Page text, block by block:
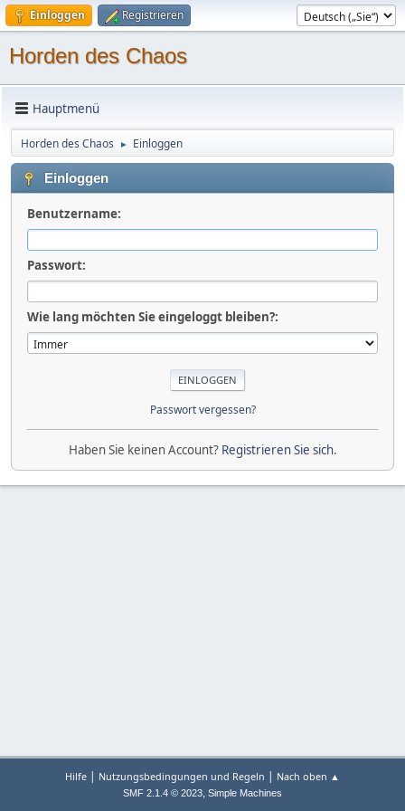
Einloggen Registrieren
Horden des Chaos
Hauptmenü
Horden des Chaos ► Einloggen
Einloggen
Benutzername:
Passwort:
Wie lang möchten Sie eingeloggt bleiben?:
Passwort vergessen?
Haben Sie keinen Account? Registrieren Sie sich.
Hilfe | Nutzungsbedingungen und Regeln | Nach oben ▲
SMF 2.1.4 © 2023, Simple Machines